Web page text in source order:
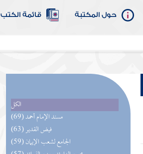
حول المكتبة قائمة الكتب
الكل
(69) مسند الإمام أحمد
(63) فيض القدير
(59) الجامع لشعب الإيمان